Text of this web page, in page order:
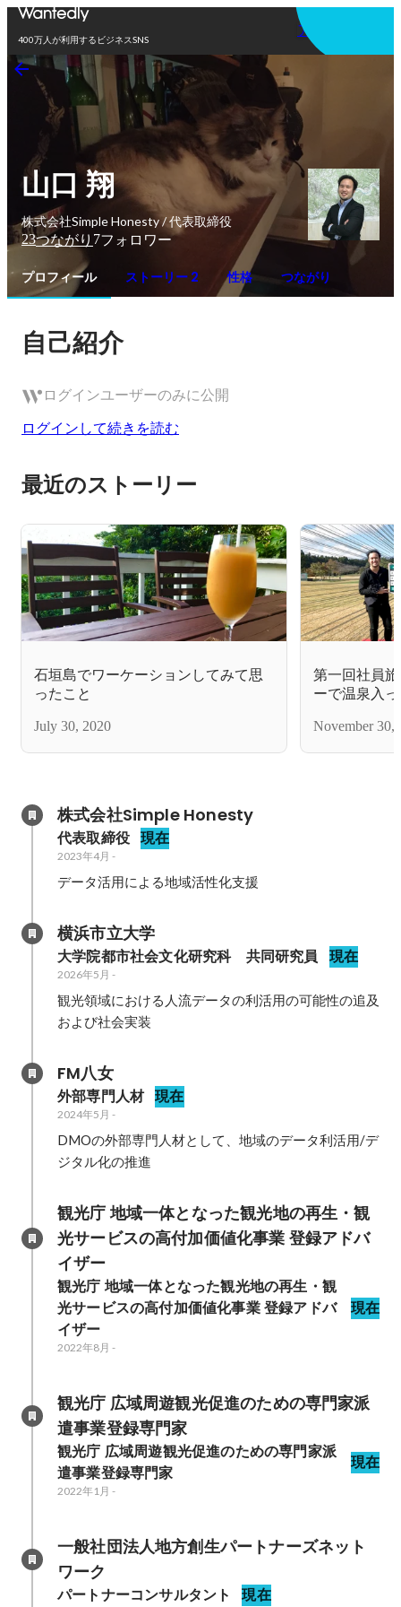
400万人が利用するビジネスSNS
アプリを使う
山口 翔
株式会社Simple Honesty / 代表取締役
23つながり 7フォロワー
プロフィール ストーリー 2 性格 つながり
自己紹介
ログインユーザーのみに公開
ログインして続きを読む
最近のストーリー
石垣島でワーケーションしてみて思
ったこと
July 30, 2020
第一回社員
ーで温泉入
November 30,
株式会社Simple Honesty
代表取締役 現在
2023年4月 -
データ活用による地域活性化支援
横浜市立大学
大学院都市社会文化研究科　共同研究員 現在
2026年5月 -
観光領域における人流データの利活用の可能性の追及
および社会実装
FM八女
外部専門人材 現在
2024年5月 -
DMOの外部専門人材として、地域のデータ利活用/デ
ジタル化の推進
観光庁 地域一体となった観光地の再生・観
光サービスの高付加価値化事業 登録アドバ
イザー
観光庁 地域一体となった観光地の再生・観
光サービスの高付加価値化事業 登録アドバ
イザー
現在
2022年8月 -
観光庁 広域周遊観光促進のための専門家派
遣事業登録専門家
観光庁 広域周遊観光促進のための専門家派
遣事業登録専門家
現在
2022年1月 -
一般社団法人地方創生パートナーズネット
ワーク
パートナーコンサルタント 現在